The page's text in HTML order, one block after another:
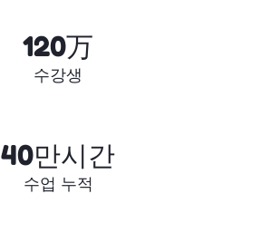
120万
수강생
40만시간
수업 누적